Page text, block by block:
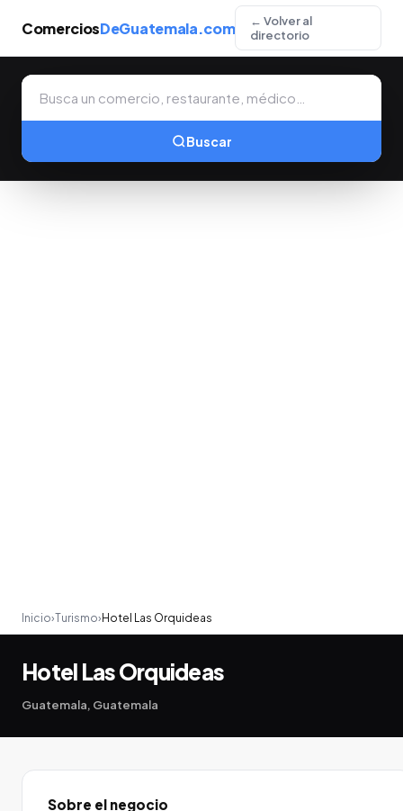
ComerciosDeGuatemala.com
← Volver al
directorio
Buscar
Inicio›Turismo› Hotel Las Orquideas
Hotel Las Orquideas
Guatemala, Guatemala
Sobre el negocio